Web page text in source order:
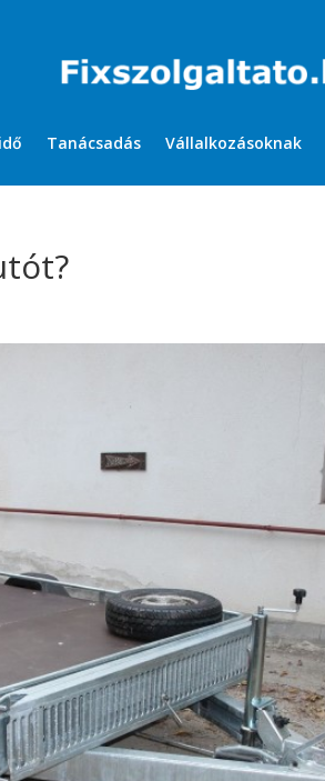
Tanácsadás Vállalkozásoknak